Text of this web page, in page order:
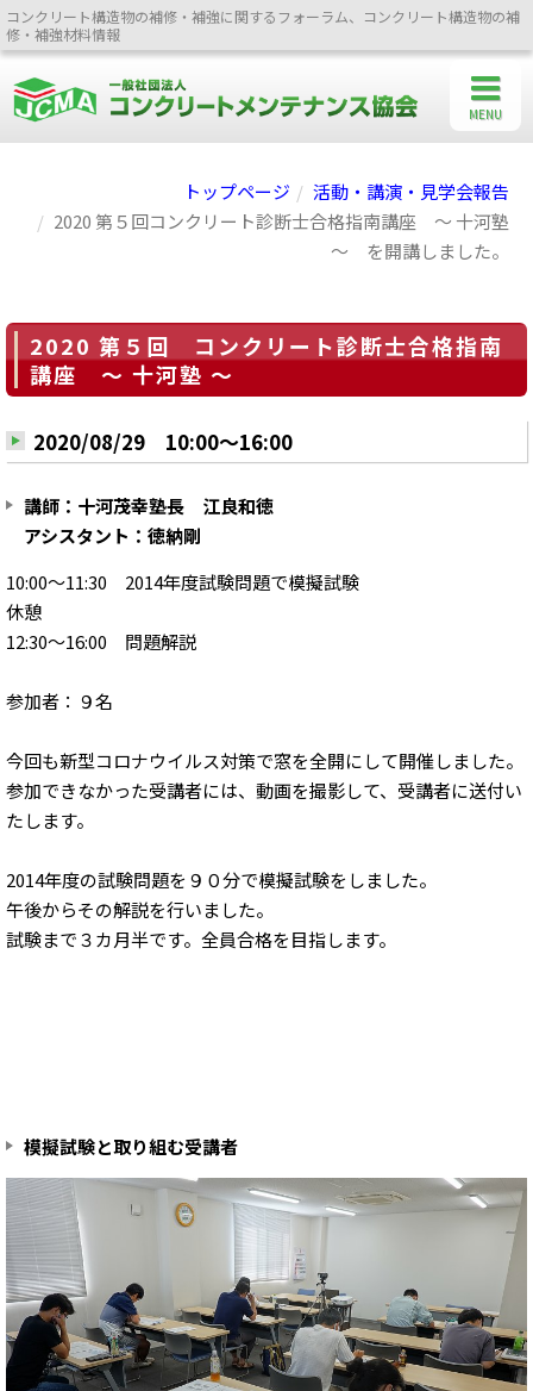
コンクリート構造物の補修・補強に関するフォーラム、コンクリート構造物の補
修・補強材料情報
トップページ
活動・講演・見学会報告
2020 第５回コンクリート診断士合格指南講座 ～ 十河塾
～ を開講しました。
2020 第５回 コンクリート診断士合格指南
講座 ～ 十河塾 ～
2020/08/29 10:00～16:00
講師：十河茂幸塾長 江良和徳
アシスタント：徳納剛
10:00～11:30 2014年度試験問題で模擬試験
休憩
12:30～16:00 問題解説
参加者：９名
今回も新型コロナウイルス対策で窓を全開にして開催しました。
参加できなかった受講者には、動画を撮影して、受講者に送付い
たします。
2014年度の試験問題を９０分で模擬試験をしました。
午後からその解説を行いました。
試験まで３カ月半です。全員合格を目指します。
模擬試験と取り組む受講者
MENU